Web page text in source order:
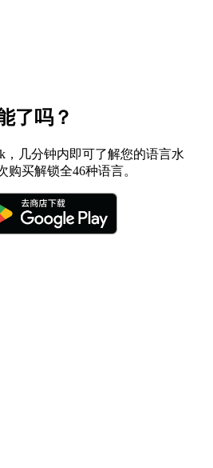
了吗？
，几分钟内即可了解您的语言水
买解锁全46种语言。